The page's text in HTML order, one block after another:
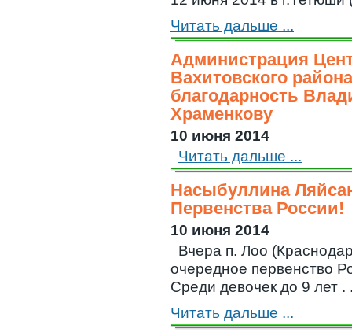
Читать дальше ...
Администрация
Вахитовского
благодарность
Храменкову
10 июня 2014
Читать дальше ...
Насыбуллина
Первенства России!
10 июня 2014
Вчера п. Лоо
очередное первенство
Среди девочек до 9 лет .
Читать дальше ...